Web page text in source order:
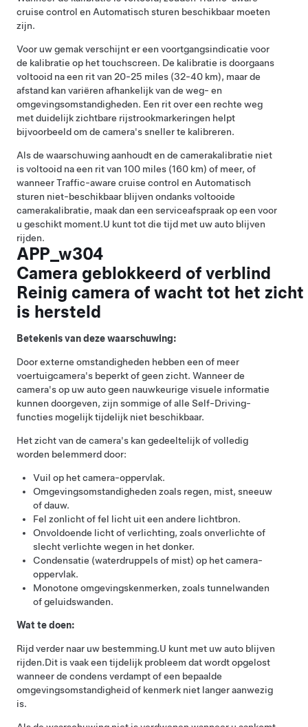
cruise control en Automatisch sturen beschikbaar moeten
zijn.
Voor uw gemak verschijnt er een voortgangsindicatie voor
de kalibratie op het touchscreen. De kalibratie is doorgaans
voltooid na een rit van 20-25 miles (32-40 km), maar de
afstand kan variëren afhankelijk van de weg- en
omgevingsomstandigheden. Een rit over een rechte weg
met duidelijk zichtbare rijstrookmarkeringen helpt
bijvoorbeeld om de camera's sneller te kalibreren.
Als de waarschuwing aanhoudt en de camerakalibratie niet
is voltooid na een rit van 100 miles (160 km) of meer, of
wanneerTraffic-aware cruise control en Automatisch
sturen niet-beschikbaar blijven ondanks voltooide
camerakalibratie, maak dan een serviceafspraak op een voor
u geschikt moment.U kunt tot die tijd met uw auto blijven
rijden.
APP_w304
Camera geblokkeerd of verblind
Reinig camera of wacht tot het zicht
is hersteld
Betekenis van deze waarschuwing:
Door externe omstandigheden hebben een of meer
voertuigcamera's beperkt of geen zicht. Wanneer de
camera's op uw auto geen nauwkeurige visuele informatie
kunnen doorgeven, zijn sommige of alle Self-Driving-
functies mogelijk tijdelijk niet beschikbaar.
Het zicht van de camera's kan gedeeltelijk of volledig
worden belemmerd door:
Vuil op het camera-oppervlak.
Omgevingsomstandigheden zoals regen, mist, sneeuw
of dauw.
Fel zonlicht of fel licht uit een andere lichtbron.
Onvoldoende licht of verlichting, zoals onverlichte of
slecht verlichte wegen in het donker.
Condensatie (waterdruppels of mist) op het camera-
oppervlak.
Monotone omgevingskenmerken, zoals tunnelwanden
of geluidswanden.
Wat te doen:
Rijd verder naar uw bestemming.U kunt met uw auto blijven
rijden.Dit is vaak een tijdelijk probleem dat wordt opgelost
wanneer de condens verdampt of een bepaalde
omgevingsomstandigheid of kenmerk niet langer aanwezig
is.